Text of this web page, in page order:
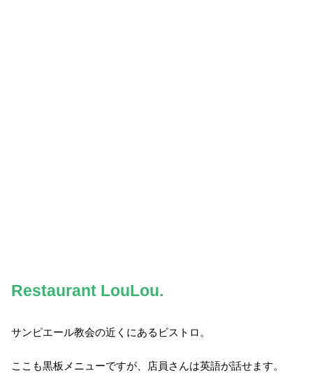
Restaurant LouLou.
サンピエール教会の近くにあるビストロ。
ここも黒板メニューですが、店員さんは英語が話せます。